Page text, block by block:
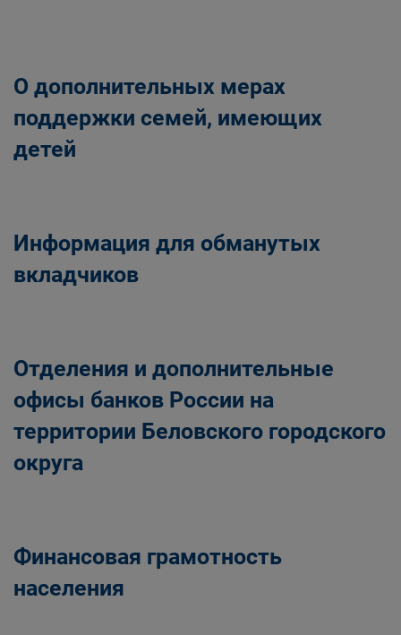
О дополнительных мерах
поддержки семей, имеющих
детей
Информация для обманутых
вкладчиков
Отделения и дополнительные
офисы банков России на
территории Беловского городского
округа
Финансовая грамотность
населения